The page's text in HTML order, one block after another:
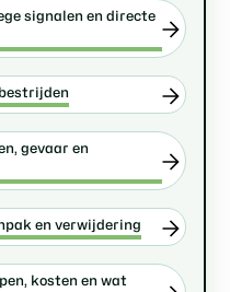
signalen en directe
gevaar en
en verwijdering
kosten en wat